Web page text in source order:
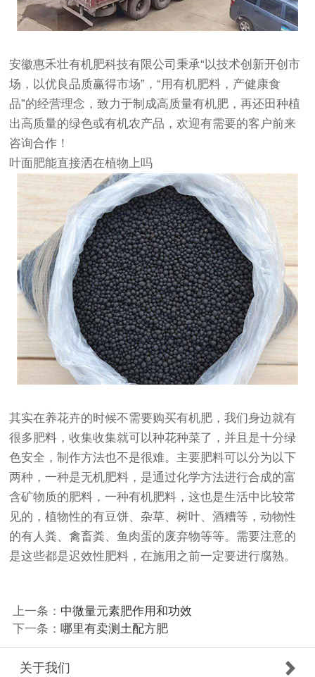
安徽惠禾壮有机肥科技有限公司秉承“以技术创新开创市
场，以优良品质赢得市场”，“用有机肥料，产健康食
品”的经营理念，致力于制成高质量有机肥，再还田种植
出高质量的绿色或有机农产品，欢迎有需要的客户前来
咨询合作！
叶面肥能直接洒在植物上吗
其实在养花卉的时候不需要购买有机肥，我们身边就有
很多肥料，收集收集就可以种花种菜了，并且是十分绿
色安全，制作方法也不是很难。主要肥料可以分为以下
两种，一种是无机肥料，是通过化学方法进行合成的富
含矿物质的肥料，一种有机肥料，这也是生活中比较常
见的，植物性的有豆饼、杂草、树叶、酒糟等，动物性
的有人粪、禽畜粪、鱼肉蛋的废弃物等等。需要注意的
是这些都是迟效性肥料，在施用之前一定要进行腐熟。
上一条： 中微量元素肥作用和功效
下一条： 哪里有卖测土配方肥
关于我们